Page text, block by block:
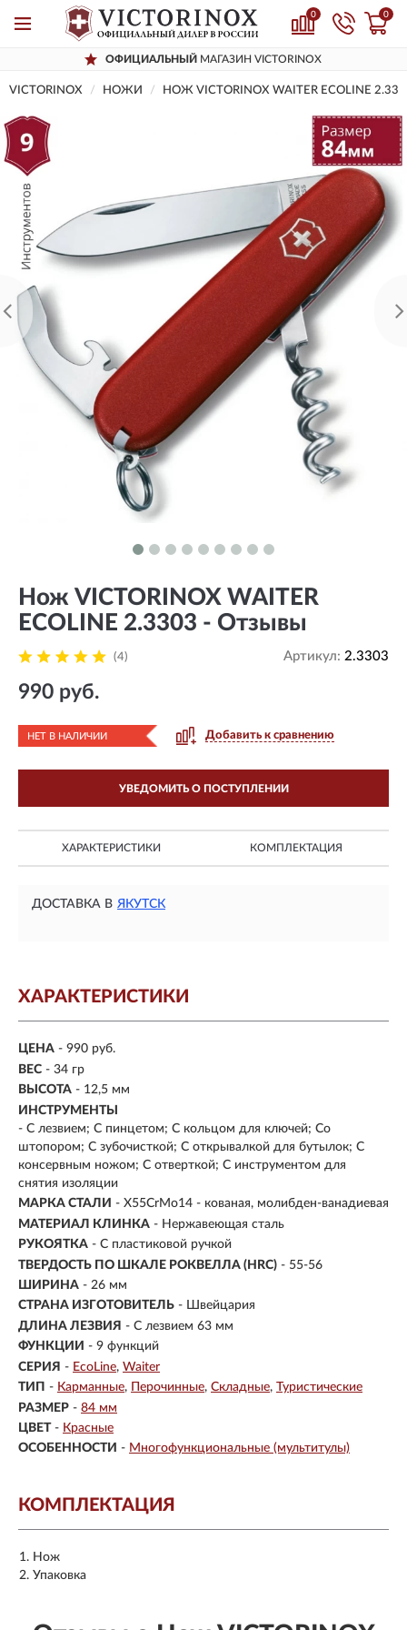
0 0
ОФИЦИАЛЬНЫЙ МАГАЗИН VICTORINOX
VICTORINOX НОЖИ НОЖ VICTORINOX WAITER ECOLINE
Нож VICTORINOX WAITER
ECOLINE 2.3303 - Отзывы
(4) Артикул: 2.3303
990 руб.
НЕТ В НАЛИЧИИ Добавить к сравнению
УВЕДОМИТЬ О ПОСТУПЛЕНИИ
ХАРАКТЕРИСТИКИ КОМПЛЕКТАЦИЯ
ДОСТАВКА В ЯКУТСК
ХАРАКТЕРИСТИКИ
ЦЕНА - 990 руб.
ВЕС - 34 гр
ВЫСОТА - 12,5 мм
ИНСТРУМЕНТЫ
- С лезвием; С пинцетом; С кольцом для ключей; Со
штопором; С зубочисткой; С открывалкой для бутылок; С
консервным ножом; С отверткой; С инструментом для
снятия изоляции
МАРКА СТАЛИ - X55CrMo14 - кованая, молибден-ванадиевая
МАТЕРИАЛ КЛИНКА - Нержавеющая сталь
РУКОЯТКА - С пластиковой ручкой
ТВЕРДОСТЬ ПО ШКАЛЕ РОКВЕЛЛА (HRC) - 55-56
ШИРИНА - 26 мм
СТРАНА ИЗГОТОВИТЕЛЬ - Швейцария
ДЛИНА ЛЕЗВИЯ - С лезвием 63 мм
ФУНКЦИИ - 9 функций
СЕРИЯ - EcoLine Waiter
ТИП - Карманные Перочинные Складные Туристические
РАЗМЕР - 84 мм
ЦВЕТ - Красные
ОСОБЕННОСТИ - Многофункциональные (мультитулы)
КОМПЛЕКТАЦИЯ
Нож
Упаковка